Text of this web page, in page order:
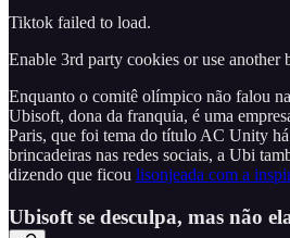
Tiktok failed to load.
Enable 3rd party cookies or use another
Enquanto o comitê olímpico não falou
Ubisoft, dona da franquia, é uma
Paris, que foi tema do título AC Unity
brincadeiras nas redes sociais, a Ubi
dizendo que ficou lisonjeada com a
Ubisoft se desculpa, mas não